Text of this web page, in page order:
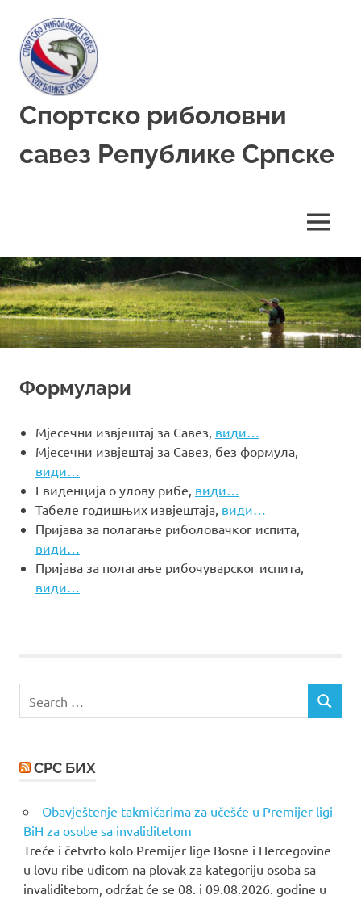
content
Спортско риболовни
савез Републике Српске
MENU
Формулари
Мјесечни извјештај за Савез, види…
Мјесечни извјештај за Савез, без формула,
види…
Евиденција о улову рибе, види…
Табеле годишњих извјештаја, види…
Пријава за полагање риболовачког испита,
види…
Пријава за полагање рибочуварског испита,
види…
for:
SEARCH
СРС БИХ
Obavještenje takmičarima za učešće u Premijer ligi
BiH za osobe sa invaliditetom
Treće i četvrto kolo Premijer lige Bosne i Hercegovine
u lovu ribe udicom na plovak za kategoriju osoba sa
invaliditetom, održat će se 08. i 09.08.2026. godine u